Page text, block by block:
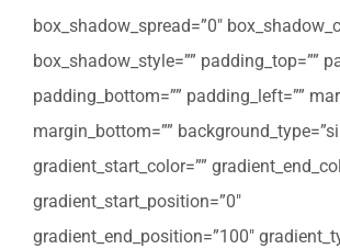
box_shadow_spread=”0″
box_shadow_style=”” padding_top=””
padding_bottom=”” padding_left=””
margin_bottom=””
gradient_start_color=””
gradient_start_position=”0″
gradient_end_position=”100″